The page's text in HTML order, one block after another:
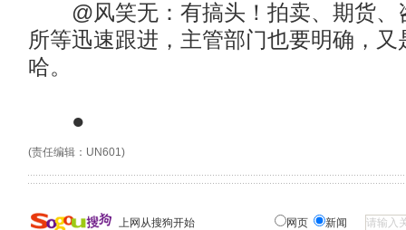
@风笑无：有搞头！拍卖、期货、
所等迅速跟进，主管部门也要明确，
哈。
●
(责任编辑：UN601)
上网从搜狗开始 网页 新闻